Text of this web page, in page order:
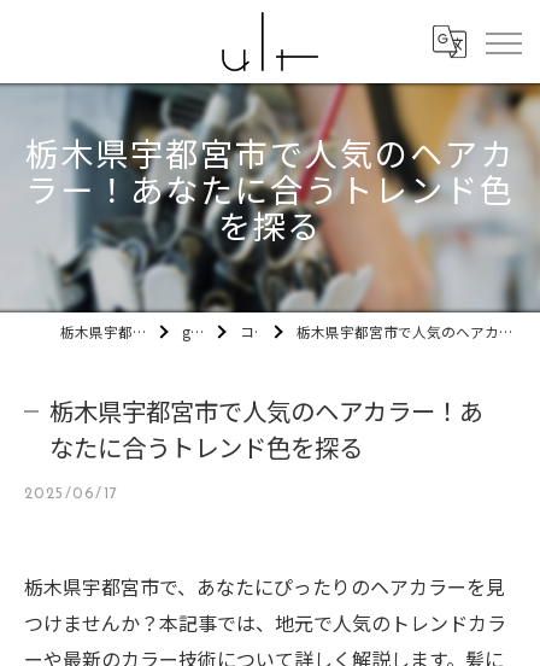
栃木県宇都宮市で人気のヘアカ
ラー！あなたに合うトレンド色
を探る
栃木県宇都宮市の美容室ult gallery コラム 栃木県宇都宮市で人気のヘアカラー！あなたに合うトレンド色を探る
栃木県宇都宮市で人気のヘアカラー！あ
なたに合うトレンド色を探る
2025/06/17
栃木県宇都宮市で、あなたにぴったりのヘアカラーを見
つけませんか？本記事では、地元で人気のトレンドカラ
ーや最新のカラー技術について詳しく解説します。髪に